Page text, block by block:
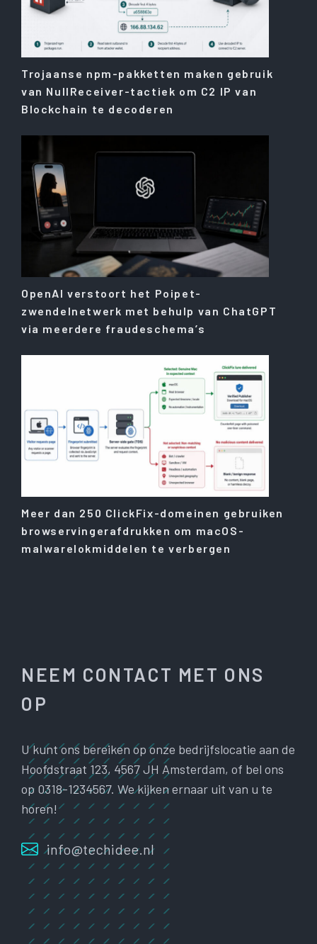
Trojaanse npm-pakketten maken gebruik
van NullReceiver-tactiek om C2 IP van
Blockchain te decoderen
OpenAI verstoort het Poipet-
zwendelnetwerk met behulp van ChatGPT
via meerdere fraudeschema’s
Meer dan 250 ClickFix-domeinen gebruiken
browservingerafdrukken om macOS-
malwarelokmiddelen te verbergen
NEEM CONTACT MET ONS
OP
U kunt ons bereiken op onze bedrijfslocatie aan de
Hoofdstraat 123, 4567 JH Amsterdam, of bel ons
op 0318-1234567. We kijken ernaar uit van u te
horen!
info@techidee.nl